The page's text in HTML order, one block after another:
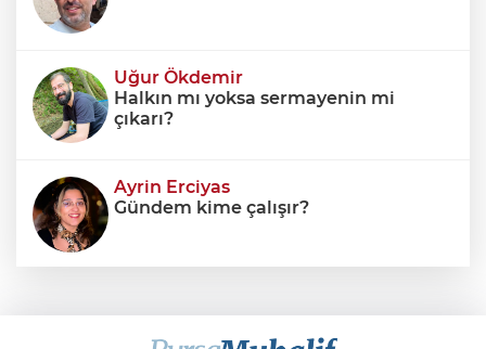
Uğur Ökdemir
Halkın mı yoksa sermayenin mi
çıkarı?
Ayrin Erciyas
Gündem kime çalışır?
Savaşların gölgesinde engellilik,
doğa ve kaybedilen gelecek